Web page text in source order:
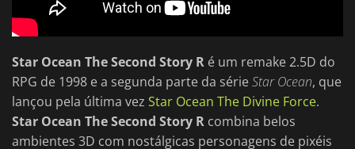
Star Ocean The Second Story R é um remake 2.5D do
RPG de 1998 e a segunda parte da sérieStar Ocean, que
lançou pela última vez Star Ocean The Divine Force.
Star Ocean The Second Story R combina belos
ambientes 3D com nostálgicas personagens de pixéis